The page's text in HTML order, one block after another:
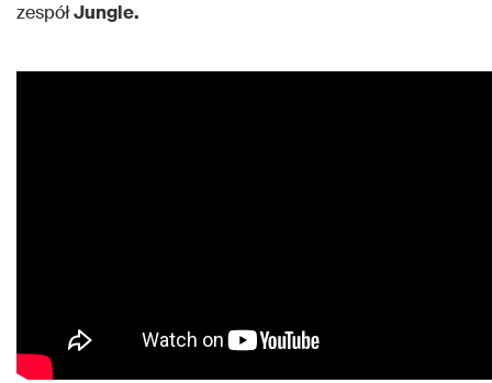
zespółJungle.